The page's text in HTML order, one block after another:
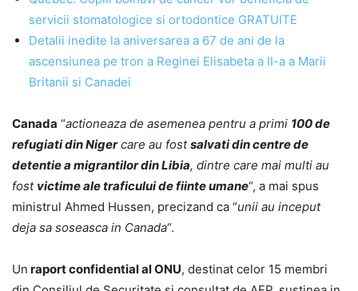
servicii stomatologice si ortodontice GRATUITE
Detalii inedite la aniversarea a 67 de ani de la
ascensiunea pe tron a Reginei Elisabeta a II-a a Marii
Britanii si Canadei
Canada “actioneaza de asemenea pentru a primi 100 de
refugiati din Nigercare au fostsalvati din centre de
detentie a migrantilor din Libia, dintre care mai multi au
fost victime ale traficului de fiinte umane“, a mai spus
ministrul Ahmed Hussen, precizand ca “unii au inceput
deja sa soseasca in Canada“.
Un raport confidential al ONU, destinat celor 15 membri